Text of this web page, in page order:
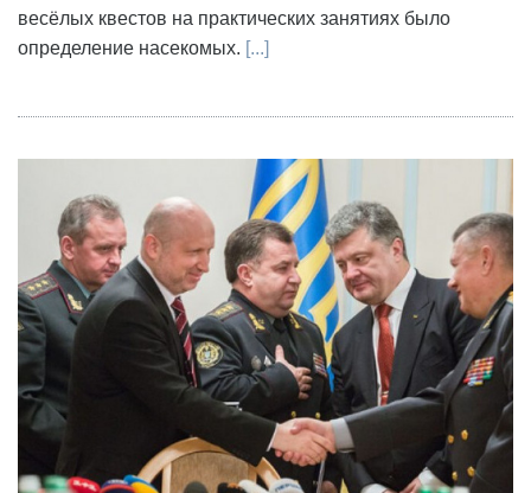
весёлых квестов на практических занятиях было
определение насекомых. [...]